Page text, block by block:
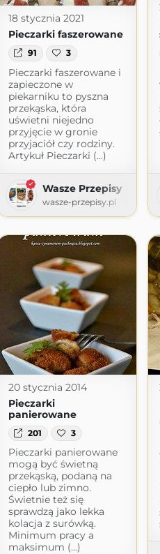
18 stycznia 2021
Pieczarki faszerowane
91 3
Pieczarki faszerowane i
zapieczone w
piekarniku to pyszna
przekąska, która
uświetni niejedno
przyjęcie w gronie
przyjaciół czy rodziny.
Artykuł Pieczarki (...)
Wasze Przepisy
wasze-przepisy.pl
20 stycznia 2014
Pieczarki
panierowane
201 3
Pieczarki panierowane
mogą być świetną
przekąską, podaną na
ciepło lub zimno.
Świetnie też się
sprawdzą jako lekka
kolacja z surówką.
Minimum pracy a
maksimum (...)